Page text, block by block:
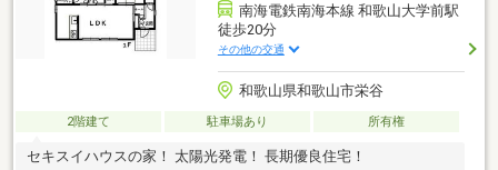
南海電鉄南海本線 和歌山大学前駅
徒歩20分
その他の交通
和歌山県和歌山市栄谷
2階建て 駐車場あり 所有権
セキスイハウスの家！ 太陽光発電！ 長期優良住宅！